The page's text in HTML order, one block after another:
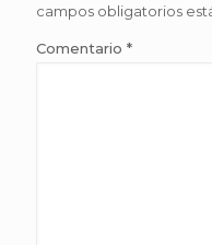
campos obligatorios
Comentario *